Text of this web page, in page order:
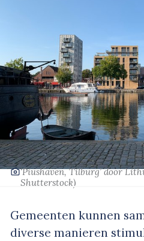
‘Piushaven, Tilburg’door
Shutterstock)
Gemeenten kunnen
diverse manieren